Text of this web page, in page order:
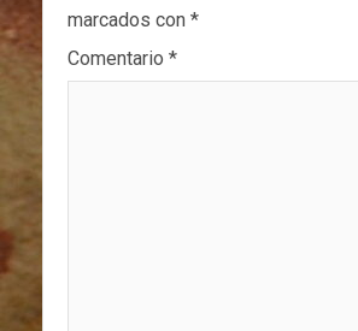
marcados con *
Comentario *